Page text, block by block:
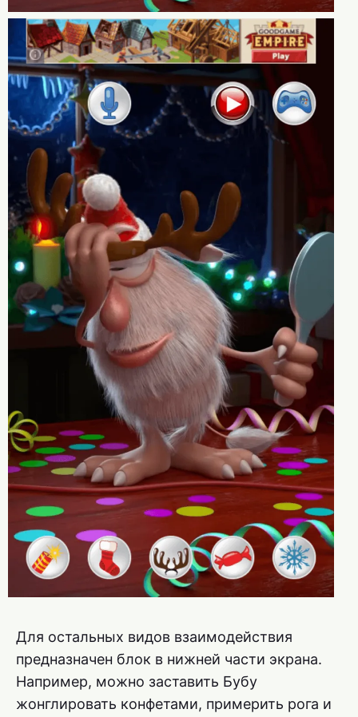
Для остальных видов взаимодействия
предназначен блок в нижней части экрана.
Например, можно заставить Бубу
жонглировать конфетами, примерить рога и